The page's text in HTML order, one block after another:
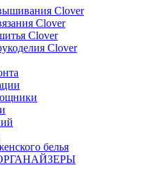
Clover
Clover
Clover
Clover
белья